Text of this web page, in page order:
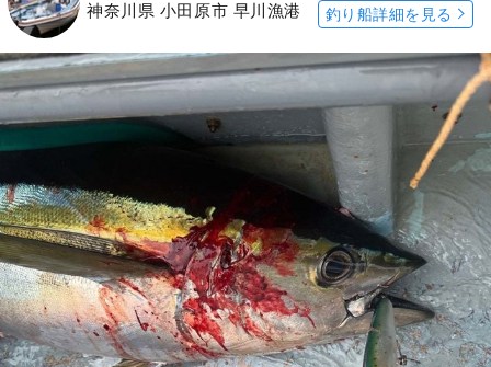
神奈川県 小田原市 早川漁港 釣り船詳細を見る